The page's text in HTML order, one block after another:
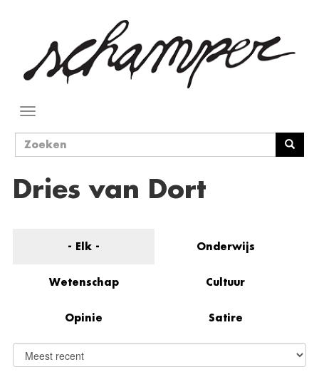
inhoud
Navigatie
Zoekveld
Dries van Dort
- Elk - Onderwijs
Wetenschap Cultuur
Opinie Satire